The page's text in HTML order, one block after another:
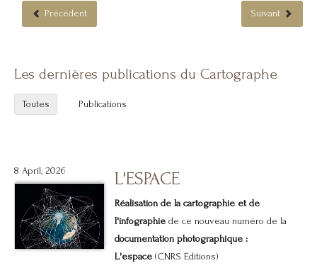
Précédent Suivant
Les dernières publications du Cartographe
Toutes Publications
8 April, 2026 L'ESPACE
Réalisation de la cartographie et de
l'infographiede ce nouveau numéro de la
documentation photographique :
L'espace(CNRS Éditions)